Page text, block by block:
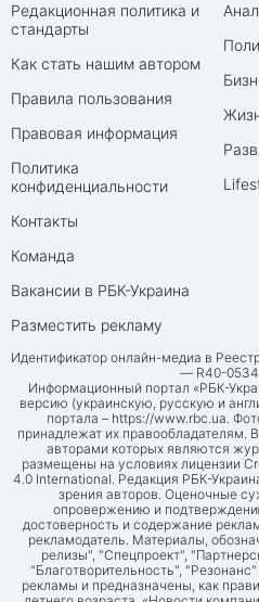
Редакционная политика и
стандарты
Как стать нашим автором
Правила пользования
Правовая информация
Политика
конфиденциальности
Контакты
Команда
Вакансии в РБК-Украина
Разместить рекламу
Идентификатор онлайн-медиа в
— R40-
Информационный портал «РБК-
версию (украинскую, русскую и
портала – https://www.rbc.ua.
принадлежат их правообладателям.
авторами которых являются
размещены на условиях лицензии
4.0 International. Редакция РБК-
зрения авторов. Оценочные
опровержению и
достоверность и содержание
рекламодатель. Материалы,
релизы", "Спецпроект",
"Благотворительность",
рекламы и предназначены, как